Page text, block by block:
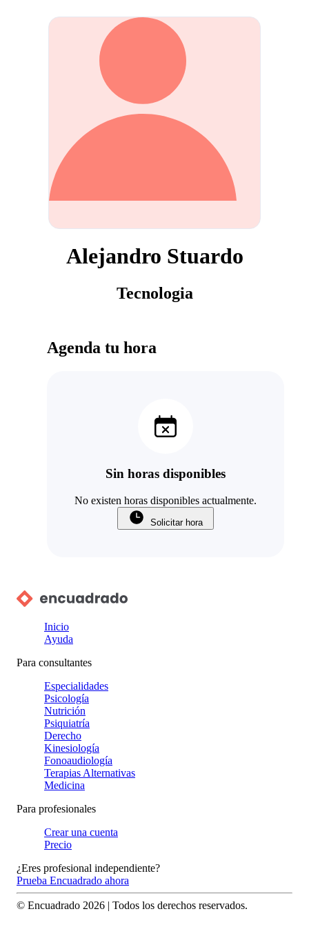
Alejandro Stuardo
Tecnologia
Agenda tu hora
Sin horas disponibles
No existen horas disponibles actualmente.
Solicitar hora
Inicio
Ayuda
Para consultantes
Especialidades
Psicología
Nutrición
Psiquiatría
Derecho
Kinesiología
Fonoaudiología
Terapias Alternativas
Medicina
Para profesionales
Crear una cuenta
Precio
¿Eres profesional independiente?
Prueba Encuadrado ahora
© Encuadrado 2026 | Todos los derechos reservados.